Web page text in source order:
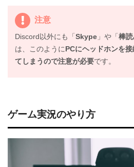
注意
Discord以外にも「 Skype」や「 棒
は、このように PCにヘッドホンを
てしまうので注意が必要です。
ゲーム実況のやり方